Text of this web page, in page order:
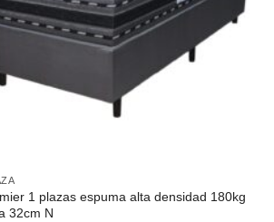
1 plazas espuma alta densidad 180kg
32cm N